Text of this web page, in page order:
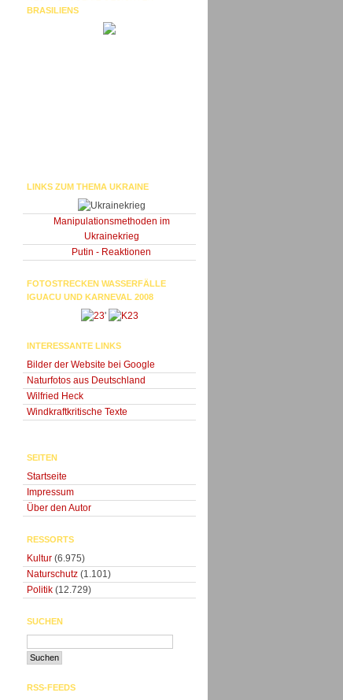
BRASILIENS
LINKS ZUM THEMA UKRAINE
Manipulationsmethoden im
Ukrainekrieg
Putin - Reaktionen
FOTOSTRECKEN WASSERFÄLLE
IGUACU UND KARNEVAL 2008
'
INTERESSANTE LINKS
Bilder der Website bei Google
Naturfotos aus Deutschland
Wilfried Heck
Windkraftkritische Texte
SEITEN
Startseite
Impressum
Über den Autor
RESSORTS
Kultur (6.975)
Naturschutz (1.101)
Politik (12.729)
SUCHEN
RSS-FEEDS